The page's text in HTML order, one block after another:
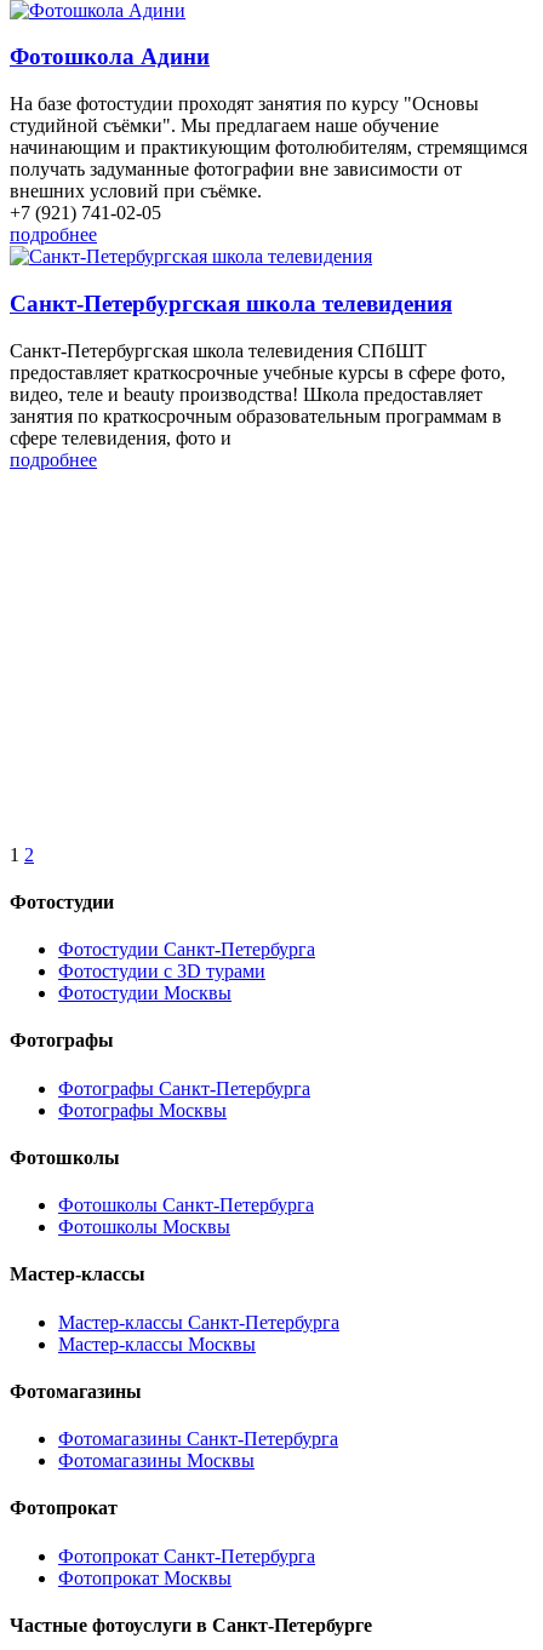
Фотошкола Адини
На базе фотостудии проходят занятия по курсу "Основы
студийной съёмки". Мы предлагаем наше обучение
начинающим и практикующим фотолюбителям, стремящимся
получать задуманные фотографии вне зависимости от
внешних условий при съёмке.
+7 (921) 741-02-05
подробнее
Санкт-Петербургская школа телевидения
Санкт-Петербургская школа телевидения СПбШТ
предоставляет краткосрочные учебные курсы в сфере фото,
видео, теле и beauty производства! Школа предоставляет
занятия по краткосрочным образовательным программам в
сфере телевидения, фото и
подробнее
1 2
Фотостудии
Фотостудии Санкт-Петербурга
Фотостудии с 3D турами
Фотостудии Москвы
Фотографы
Фотографы Санкт-Петербурга
Фотографы Москвы
Фотошколы
Фотошколы Санкт-Петербурга
Фотошколы Москвы
Мастер-классы
Мастер-классы Санкт-Петербурга
Мастер-классы Москвы
Фотомагазины
Фотомагазины Санкт-Петербурга
Фотомагазины Москвы
Фотопрокат
Фотопрокат Санкт-Петербурга
Фотопрокат Москвы
Частные фотоуслуги в Санкт-Петербурге